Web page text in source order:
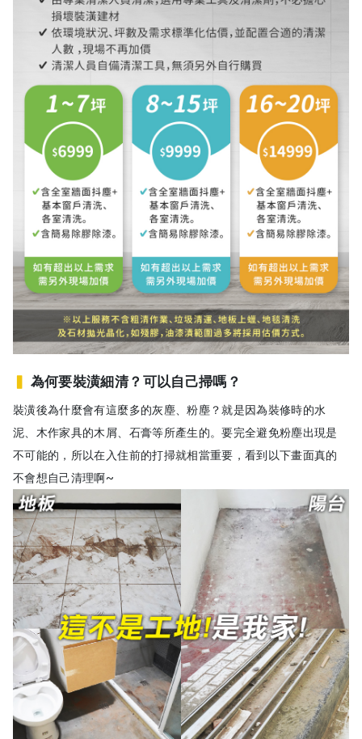
▍ 為何要裝潢細清？可以自己掃嗎？
裝潢後為什麼會有這麼多的灰塵、粉塵？就是因為裝修時的水
泥、木作家具的木屑、石膏等所產生的。要完全避免粉塵出現是
不可能的，所以在入住前的打掃就相當重要，看到以下畫面真的
不會想自己清理啊~